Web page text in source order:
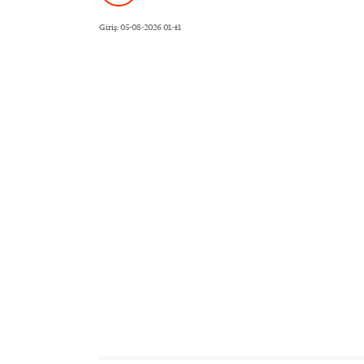
Giriş: 05-08-2026 01:41